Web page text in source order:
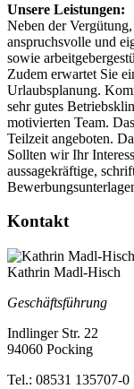
Unsere Leistungen:
Neben der
anspruchsvolle und
sowie
Zudem erwartet Sie
Urlaubsplanung.
sehr gutes
motivierten Team.
Teilzeit angeboten.
Sollten wir Ihr
aussagekräftige,
Kontakt
Kathrin Madl-Hisch
Geschäftsführung
Indlinger Str. 22
94060 Pocking
Tel.: 08531 135707-0